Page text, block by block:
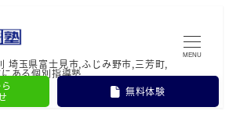
埼玉県富士見市,ふじみ野市,三芳町,
ある個別指導塾
無料体験
MENU